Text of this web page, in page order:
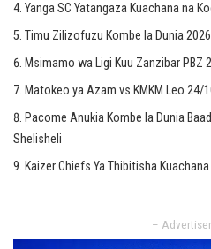
Yanga SC Yatangaza Kuachana na
Timu Zilizofuzu Kombe la Dunia 2026
Msimamo wa Ligi Kuu Zanzibar PBZ
Matokeo ya Azam vs KMKM Leo 24/
Pacome Anukia Kombe la Dunia
Shelisheli
Kaizer Chiefs Ya Thibitisha
–